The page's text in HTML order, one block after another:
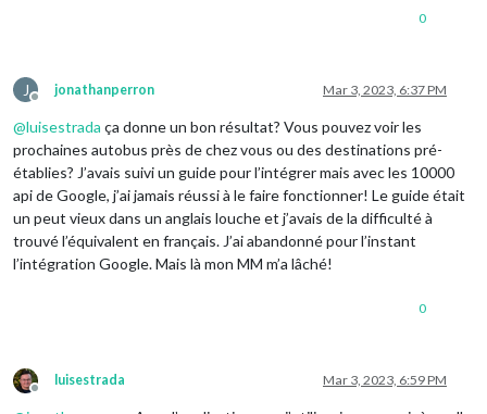
0
J
Offline
jonathanperron Mar 3, 2023, 6:37 PM
@luisestrada ça donne un bon résultat? Vous pouvez voir les
prochaines autobus près de chez vous ou des destinations pré-
établies? J’avais suivi un guide pour l’intégrer mais avec les 10000
api de Google, j’ai jamais réussi à le faire fonctionner! Le guide était
un peut vieux dans un anglais louche et j’avais de la difficulté à
trouvé l’équivalent en français. J’ai abandonné pour l’instant
l’intégration Google. Mais là mon MM m’a lâché!
0
Offline
luisestrada Mar 3, 2023, 6:59 PM